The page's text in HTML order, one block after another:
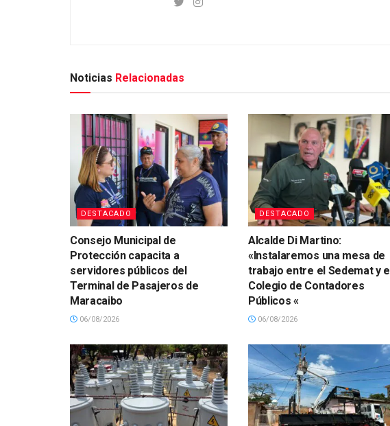
Noticias Relacionadas
DESTACADO
Consejo Municipal de
Protección capacita a
servidores públicos del
Terminal de Pasajeros de
Maracaibo
06/08/2026
DESTACADO
Alcalde Di Martino:
«Instalaremos una mesa de
trabajo entre el Sedemat y el
Colegio de Contadores
Públicos «
06/08/2026